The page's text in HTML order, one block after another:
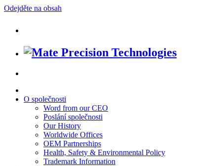
Odejděte na obsah
O společnosti
Word from our CEO
Poslání společnosti
Our History
Worldwide Offices
OEM Partnerships
Health, Safety & Environmental Policy
Trademark Information